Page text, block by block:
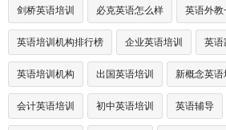
剑桥英语培训 必克英语怎么样 英语外教
英语培训机构排行榜 企业英语培训 英语
英语培训机构 出国英语培训 新概念英语
会计英语培训 初中英语培训 英语辅导